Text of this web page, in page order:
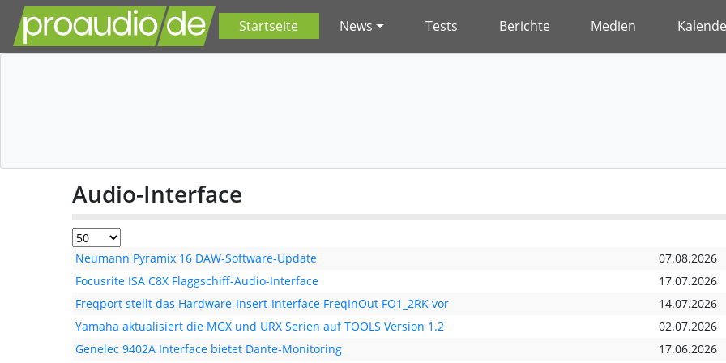
Startseite News Tests Berichte Medien
Audio-Interface
Neumann Pyramix 16 DAW-Software-Update
07.08.2026
Focusrite ISA C8X Flaggschiff-Audio-Interface
17.07.2026
Freqport stellt das Hardware-Insert-Interface FreqInOut FO1_2RK vor
14.07.2026
Yamaha aktualisiert die MGX und URX Serien auf TOOLS Version 1.2
02.07.2026
Genelec 9402A Interface bietet Dante-Monitoring
17.06.2026